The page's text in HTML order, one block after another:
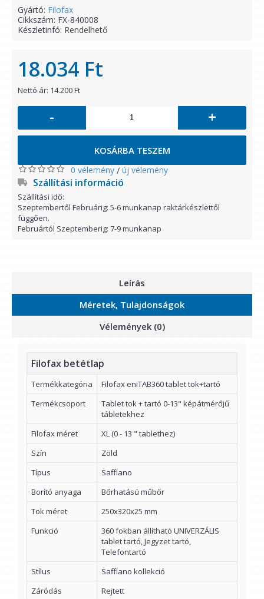
Gyártó: Filofax
Cikkszám: FX-840008
Készletinfó: Rendelhető
18.034 Ft
Nettó ár: 14.200 Ft
- +
KOSÁRBA TESZEM
0 vélemény / új vélemény
Szállítási információ
Szállítási idő:
Szeptembertől Februárig: 5-6 munkanap raktárkészlettől
függően.
Februártól Szeptemberig: 7-9 munkanap
Leírás
Méretek, Tulajdonságok
Vélemények (0)
Filofax betétlap
Termékkategória
Filofax eniTAB360 tablet tok+tartó
Termékcsoport
Tablet tok + tartó 0-13" képátmérőjű
tábletekhez
Filofax méret
XL (0 - 13 " tablethez)
Szín
Zöld
Típus
Saffiano
Borító anyaga
Bőrhatású műbőr
Tok méret
250x320x25 mm
Funkció
360 fokban állítható UNIVERZÁLIS
tablet tartó, Jegyzet tartó,
Telefontartó
Stílus
Saffiano kollekció
Záródás
Rejtett